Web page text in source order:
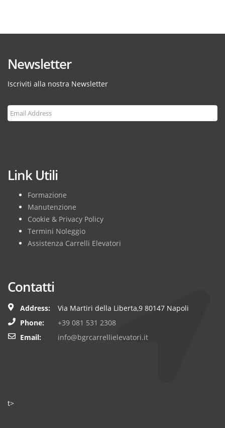
Newsletter
Iscriviti alla nostra Newsletter
Link Utili
Formazione
Manutenzione
Cookie & Privacy Policy
Termini Noleggio
Assistenza Carrelli Elevatori
Contatti
Address:
Via Martiri della Liberta,9 80147 Napoli
Phone:
+39 081 531 2308
Email:
info@bgrcarrellielevatori.it
t>